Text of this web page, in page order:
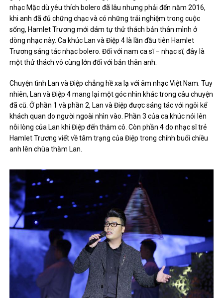
nhạc Mặc dù yêu thích bolero đã lâu nhưng phải đến năm 2016,
khi anh đã đủ chững chạc và có những trải nghiệm trong cuộc
sống, Hamlet Trương mới dám tự thử thách bản thân mình ở
dòng nhạc này. Ca khúc Lan và Điệp 4 là lần đầu tiên Hamlet
Trương sáng tác nhạc bolero. Đối với nam ca sĩ – nhạc sĩ, đây là
một thử thách vô cùng lớn đối với bản thân anh.
Chuyện tình Lan và Điệp chẳng hề xa lạ với âm nhạc Việt Nam. Tuy
nhiên, Lan và Điệp 4 mang lại một góc nhìn khác trong câu chuyện
đã cũ. Ở phần 1 và phần 2, Lan và Điệp được sáng tác với ngôi kể
khách quan do người ngoài nhìn vào. Phần 3 của ca khúc nói lên
nỗi lòng của Lan khi Điệp đến thăm cô. Còn phần 4 do nhạc sĩ trẻ
Hamlet Trương viết về tâm trạng của Điệp trong chính buổi chiều
anh lên chùa thăm Lan.